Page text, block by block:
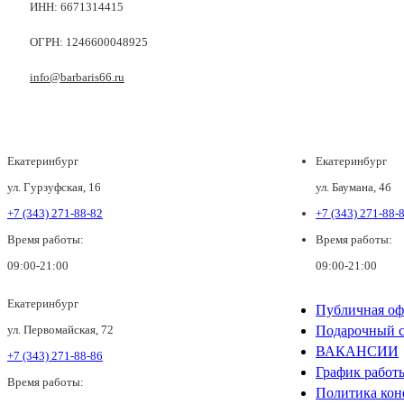
ИНН: 6671314415
ОГРН: 1246600048925
info@barbaris66.ru
Екатеринбург
ул. Гурзуфская, 16
+7 (343) 271-88-82
Время работы:
09:00-21:00
Екатеринбург
ул. Баумана, 4б
+7 (343) 271-88-
Время работы:
09:00-21:00
Екатеринбург
ул. Первомайская, 72
+7 (343) 271-88-86
Время работы:
Публичная
Подарочный
ВАКАНСИИ
График
Политика